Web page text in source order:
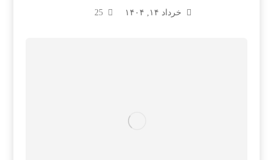
خرداد ۱۴, ۱۴۰۴ 25